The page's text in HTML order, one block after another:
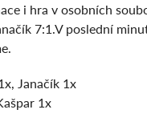
i hra v osobních
7:1.V poslední
Janačík 1x
1x